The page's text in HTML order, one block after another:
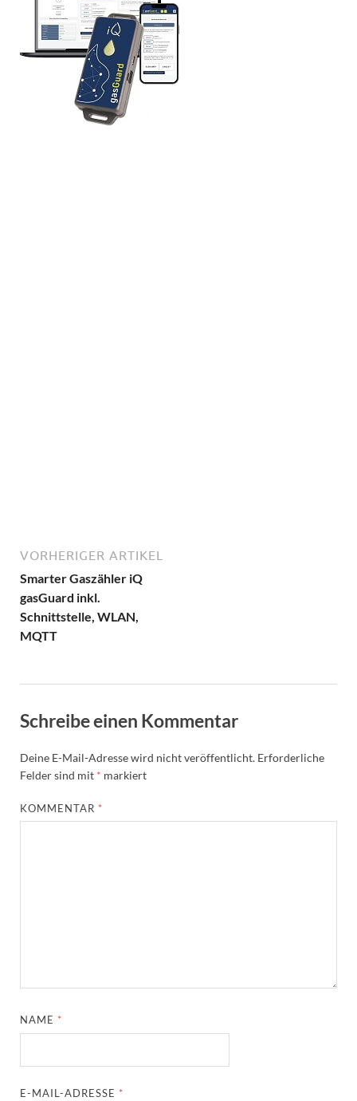
VORHERIGER ARTIKEL
Smarter Gaszähler iQ
gasGuard inkl.
Schnittstelle, WLAN,
MQTT
Schreibe einen Kommentar
Deine E-Mail-Adresse wird nicht veröffentlicht. Erforderliche
Felder sind mit * markiert
KOMMENTAR *
NAME *
E-MAIL-ADRESSE *